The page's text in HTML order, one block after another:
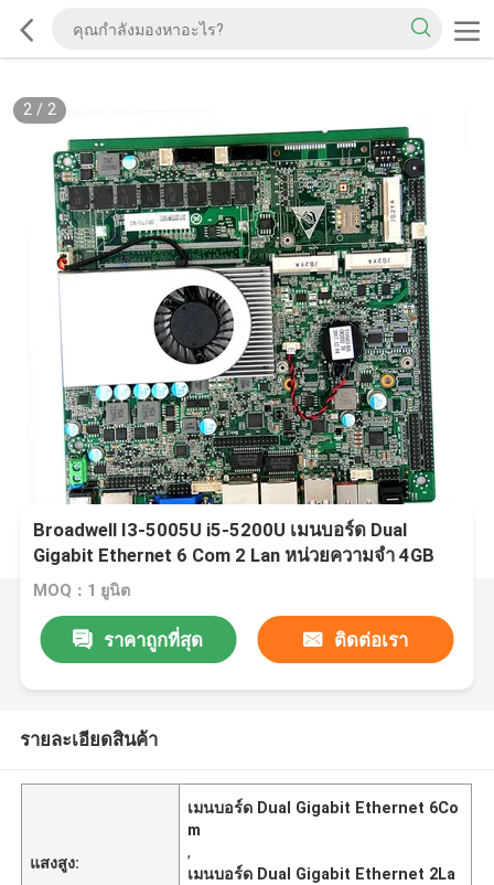
2/ 2
Broadwell I3-5005U i5-5200U เมนบอร์ด Dual
Gigabit Ethernet 6 Com 2 Lan หน่วยความจำ 4GB
MOQ：1 ยูนิต
ราคาถูกที่สุด ติดต่อเรา
รายละเอียดสินค้า
แสงสูง:
เมนบอร์ด Dual Gigabit Ethernet 6Co
m
,
เมนบอร์ด Dual Gigabit Ethernet 2La